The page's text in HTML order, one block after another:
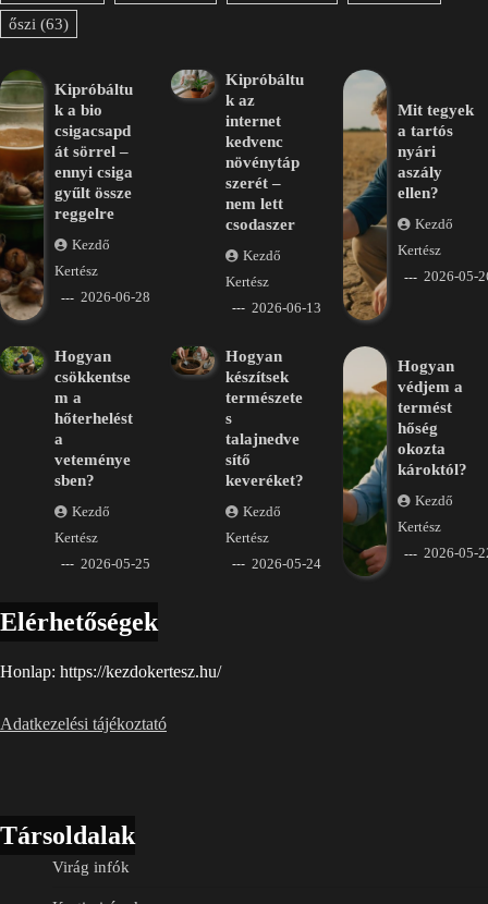
őszi (63)
Kipróbáltu
k a bio
csigacsapd
át sörrel –
ennyi csiga
gyűlt össze
reggelre
Kezdő
Kertész
2026-06-28
Kipróbáltu
k az
internet
kedvenc
növénytáp
szerét –
nem lett
csodaszer
Kezdő
Kertész
2026-06-13
Mit tegyek
a tartós
nyári
aszály
ellen?
Kezdő
Kertész
2026-05-
Hogyan
csökkentse
m a
hőterhelést
a
veteménye
sben?
Kezdő
Kertész
2026-05-25
Hogyan
készítsek
természete
s
talajnedve
sítő
keveréket?
Kezdő
Kertész
2026-05-24
Hogyan
védjem a
termést
hőség
okozta
károktól?
Kezdő
Kertész
2026-05-
Elérhetőségek
Honlap: https://kezdokertesz.hu/
Adatkezelési tájékoztató
Társoldalak
Virág infók